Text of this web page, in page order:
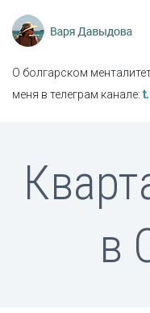
О болгарском
меня в телеграм канале:
в